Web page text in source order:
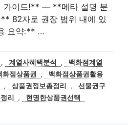
가이드!** — **메타 설명 분
82자로 권장 범위 내에 있
요약:** …
, 계열사혜택분석 ,
백화점계열
화점상품권 ,
백화점상품권활용
, 상품권정보총정리 ,
선물권구
리 , 현명한상품권선택